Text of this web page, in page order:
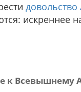
довольство
искреннее
к Всевышнему